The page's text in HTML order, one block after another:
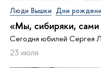
Люди Вышки Дни
«Мы, сибиряки, сами
Сегодня юбилей Сергея
23 июля